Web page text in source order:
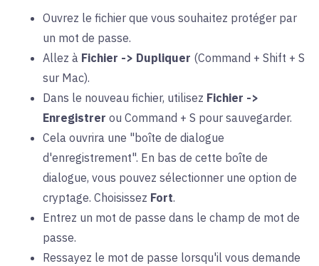
Ouvrez le fichier que vous souhaitez protéger par
un mot de passe.
Allez à Fichier -> Dupliquer (Command + Shift + S
sur Mac).
Dans le nouveau fichier, utilisez Fichier ->
Enregistrer ou Command + S pour sauvegarder.
Cela ouvrira une "boîte de dialogue
d'enregistrement". En bas de cette boîte de
dialogue, vous pouvez sélectionner une option de
cryptage. Choisissez Fort.
Entrez un mot de passe dans le champ de mot de
passe.
Ressayez le mot de passe lorsqu'il vous demande